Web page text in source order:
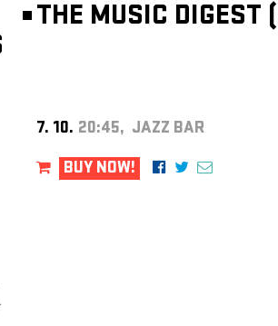
THE MUSIC DIGEST
7. 10. 20:45, JAZZ BAR
BUY NOW!